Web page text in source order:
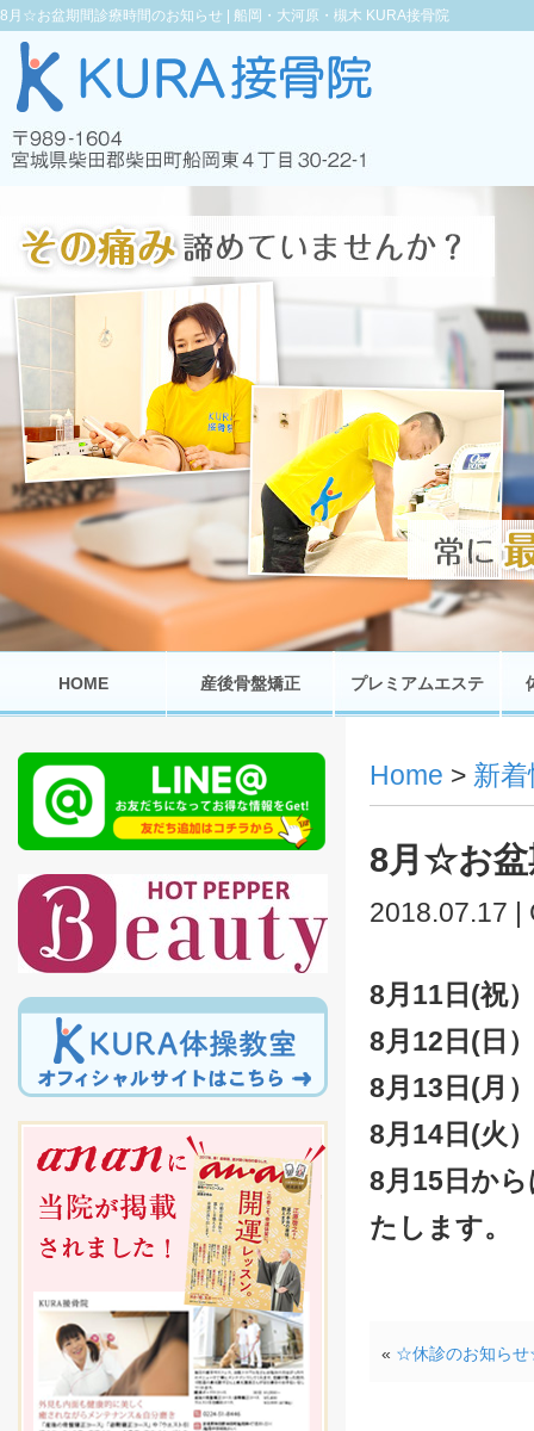
8月☆お盆期間診療時間のお知らせ | 船岡・大河原・槻木 KURA接骨院
HOME 産後骨盤矯正 プレミアムエステ
Home > 新
8月☆お盆
2018.07.17 |
8月11日(
8月12日(
8月13日(
8月14日(
8月15日か
たします。
« ☆休診のお知ら